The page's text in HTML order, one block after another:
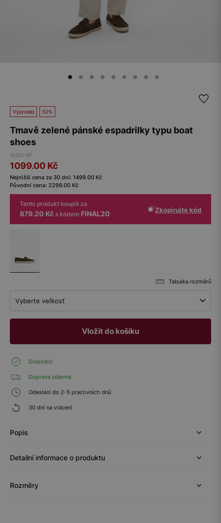
Výprodej 52%
Tmavě zelené pánské espadrilky typu boat
shoes
10312-67
1099.00 Kč
Nejnižší cena za 30 dní: 1499.00 Kč
Původní cena: 2299.00 Kč
Tento produkt koupíš za
879.20 Kč s kódem FINAL20 Zkopírujte kód
Tabulka rozměrů
Vyberte veľkosť
Vložit do košíku
Dispozici
Doprava zdarma
Odeslání do 2-5 pracovních dnů
30 dní na vrácení
Popis
Detailní informace o produktu
Rozměry